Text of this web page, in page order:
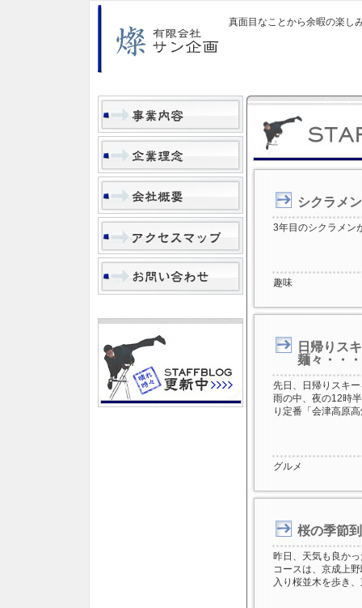
真面目なことから余暇の楽し
シクラメ
3年目のシクラメン
趣味
日帰りス
麺々・・・
先日、日帰りスキ
雨の中、夜の12時
り定番「会津高原
グルメ
桜の季節
昨日、天気も良か
コースは、京成上
入り桜並木を歩き